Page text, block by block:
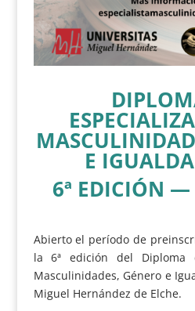
E
6ª EDICIÓN
Abierto el período de
la 6ª edición del Diploma
Masculinidades, Género e
Miguel Hernández de Elche.